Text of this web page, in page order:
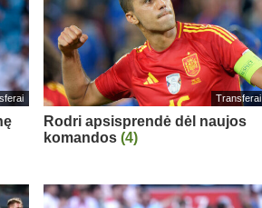
Transferai
Rodri apsisprendė dėl naujos
komandos (4)